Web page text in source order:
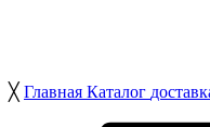
╳ Главная Каталог